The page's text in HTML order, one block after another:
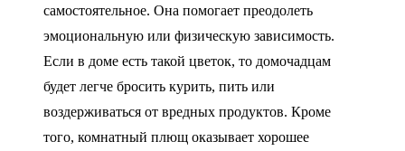
самостоятельное. Она помогает преодолеть
эмоциональную или физическую зависимость.
Если в доме есть такой цветок, то домочадцам
будет легче бросить курить, пить или
воздерживаться от вредных продуктов. Кроме
того, комнатный плющ оказывает хорошее